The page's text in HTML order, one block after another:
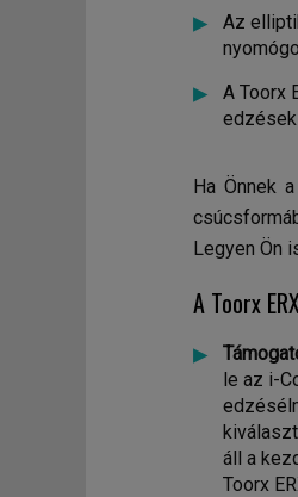
Az
A Toorx
edzések
Ha Önnek
Legyen Ön
A Toorx
le az i-
áll a
Toorx